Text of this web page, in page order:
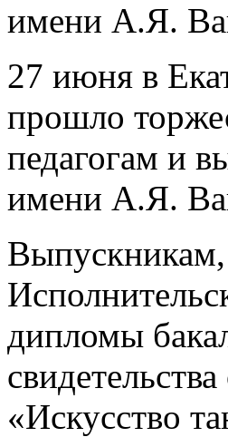
имени А.Я.
27 июня в
прошло
педагогам и
имени А.Я.
Выпускникам,
дипломы
«Искусство